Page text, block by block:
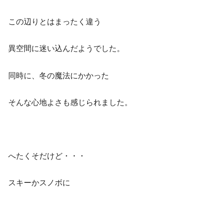
この辺りとはまったく違う
異空間に迷い込んだようでした。
同時に、冬の魔法にかかった
そんな心地よさも感じられました。
へたくそだけど・・・
スキーかスノボに